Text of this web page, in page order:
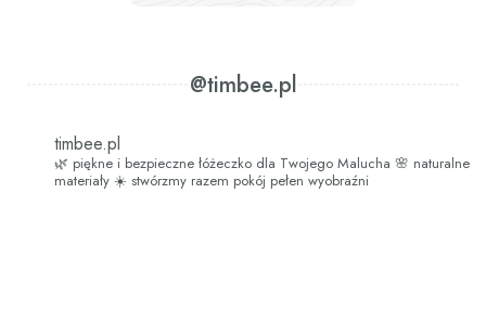
@timbee.pl
timbee.pl
🌿 piękne i bezpieczne łóżeczko dla Twojego Malucha 🌸 naturalne
materiały ☀️ stwórzmy razem pokój pełen wyobraźni